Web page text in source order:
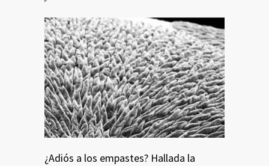
¿Adiós a los empastes? Hallada la